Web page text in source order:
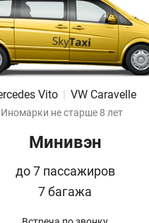
Vito VW Caravelle
Иномарки не старше 8 лет
Минивэн
до 7 пассажиров
7 багажа